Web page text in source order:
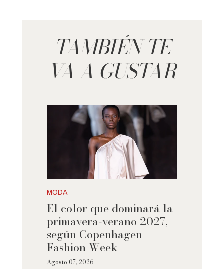
TAMBIÉN TE
VA A GUSTAR
MODA
El color que dominará la
primavera-verano 2027,
según Copenhagen
Fashion Week
Agosto 07, 2026